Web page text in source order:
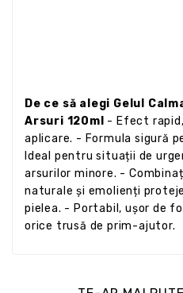
De ce să alegi Gelul
Arsuri 120ml - Efect
aplicare. - Formula sigură
Ideal pentru situații de
arsurilor minore. -
naturale și emolienți
pielea. - Portabil, ușor de
orice trusă de prim-ajutor.